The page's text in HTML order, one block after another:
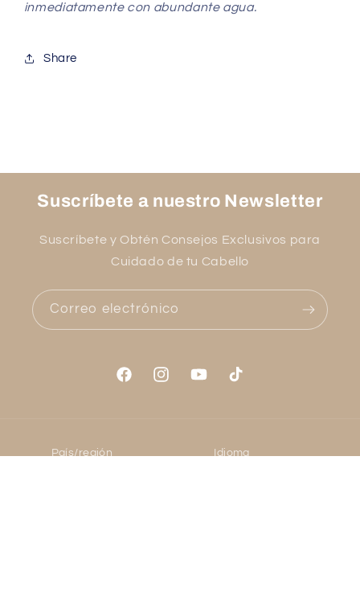
inmediatamente con abundante agua.
Share
Suscríbete a nuestro Newsletter
Suscríbete y Obtén Consejos Exclusivos para
Cuidado de tu Cabello
Correo electrónico
FacebookInstagramYouTubeTikTok
País/región Idioma